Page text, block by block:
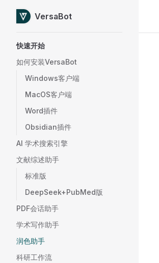
Skip to content
VersaBot
快速开始
如何安装VersaBot
Windows客户端
MacOS客户端
Word插件
Obsidian插件
AI 学术搜索引擎
文献综述助手
标准版
DeepSeek+PubMed版
PDF会话助手
学术写作助手
润色助手
科研工作流